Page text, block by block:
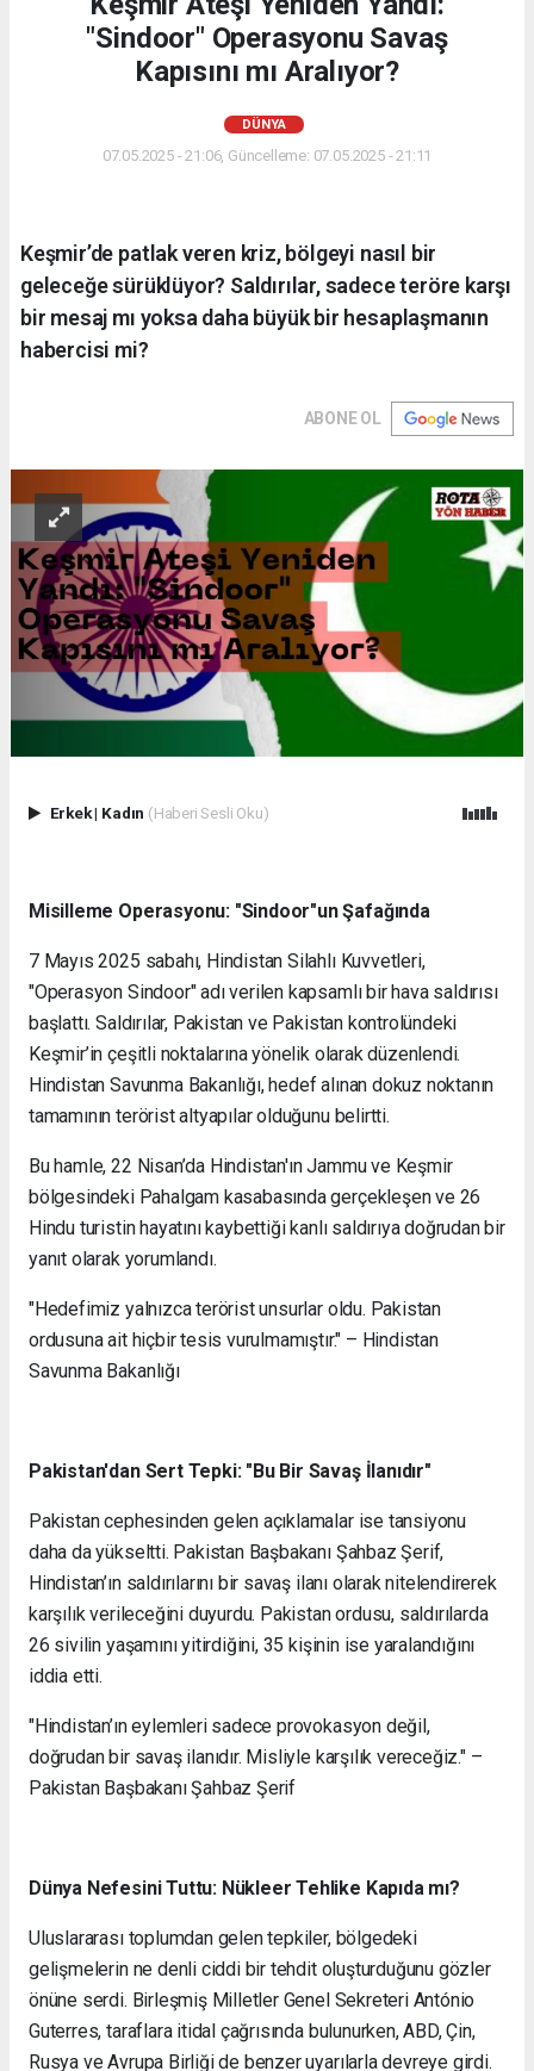
"Sindoor" Operasyonu Savaş
Kapısını mı Aralıyor?
DÜNYA
07.05.2025 - 21:06, Güncelleme: 07.05.2025 - 21:11
Keşmir’de patlak veren kriz, bölgeyi nasıl bir
geleceğe sürüklüyor? Saldırılar, sadece teröre karşı
bir mesaj mı yoksa daha büyük bir hesaplaşmanın
habercisi mi?
ABONE OL
Erkek| Kadın (Haberi Sesli Oku)
Misilleme Operasyonu: "Sindoor"un Şafağında
7 Mayıs 2025 sabahı, Hindistan Silahlı Kuvvetleri,
"Operasyon Sindoor" adı verilen kapsamlı bir hava saldırısı
başlattı. Saldırılar, Pakistan ve Pakistan kontrolündeki
Keşmir’in çeşitli noktalarına yönelik olarak düzenlendi.
Hindistan Savunma Bakanlığı, hedef alınan dokuz noktanın
tamamının terörist altyapılar olduğunu belirtti.
Bu hamle, 22 Nisan’da Hindistan'ın Jammu ve Keşmir
bölgesindeki Pahalgam kasabasında gerçekleşen ve 26
Hindu turistin hayatını kaybettiği kanlı saldırıya doğrudan bir
yanıt olarak yorumlandı.
"Hedefimiz yalnızca terörist unsurlar oldu. Pakistan
ordusuna ait hiçbir tesis vurulmamıştır." – Hindistan
Savunma Bakanlığı
Pakistan'dan Sert Tepki: "Bu Bir Savaş İlanıdır"
Pakistan cephesinden gelen açıklamalar ise tansiyonu
daha da yükseltti. Pakistan Başbakanı Şahbaz Şerif,
Hindistan’ın saldırılarını bir savaş ilanı olarak nitelendirerek
karşılık verileceğini duyurdu. Pakistan ordusu, saldırılarda
26 sivilin yaşamını yitirdiğini, 35 kişinin ise yaralandığını
iddia etti.
"Hindistan’ın eylemleri sadece provokasyon değil,
doğrudan bir savaş ilanıdır. Misliyle karşılık vereceğiz." –
Pakistan Başbakanı Şahbaz Şerif
Dünya Nefesini Tuttu: Nükleer Tehlike Kapıda mı?
Uluslararası toplumdan gelen tepkiler, bölgedeki
gelişmelerin ne denli ciddi bir tehdit oluşturduğunu gözler
önüne serdi. Birleşmiş Milletler Genel Sekreteri António
Guterres, taraflara itidal çağrısında bulunurken, ABD, Çin,
Rusya ve Avrupa Birliği de benzer uyarılarla devreye girdi.